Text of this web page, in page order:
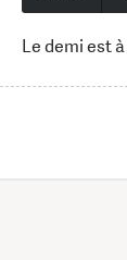
Le demi est à